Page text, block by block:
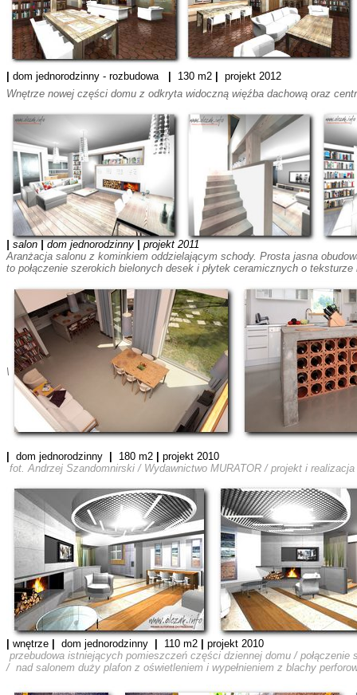
dom jednorodzinny - rozbudowa 130 m2
projekt 2012
Wnętrze nowej części domu z odkryta widoczną więźba dachową oraz
salon | dom jednorodzinny | projekt 2011
Aranżacja salonu z kominkiem oddzielającym schody. Prosta jasna
to połączenie szerokich bielonych desek i płytek ceramicznych o
\
dom jednorodzinny 180 m2
projekt 2010
fot. Andrzej Szandomnirski / Wydawnictwo MURATOR / projekt i
wnętrze dom jednorodzinny 110 m2
projekt 2010
przebudowa istniejących pomieszczeń części dziennej domu /
/ nad salonem duży plafon z oświetleniem i wypełnieniem z blachy